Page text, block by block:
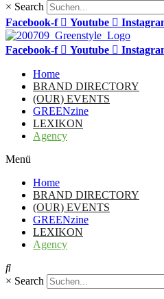
× Search
Facebook-f
Youtube
Facebook-f Youtube
Home
BRAND DIRECTORY
(OUR) EVENTS
GREENzine
LEXIKON
Agency
Menü
Home
BRAND DIRECTORY
(OUR) EVENTS
GREENzine
LEXIKON
Agency
× Search